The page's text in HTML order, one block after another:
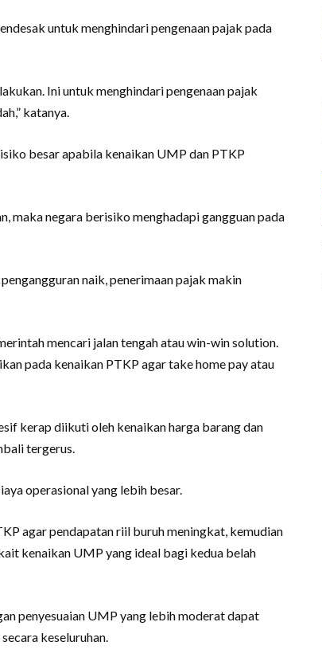
untuk menghindari pengenaan pajak pada
Ini untuk menghindari pengenaan pajak
katanya.
besar apabila kenaikan UMP dan PTKP
maka negara berisiko menghadapi gangguan pada
naik, penerimaan pajak makin
mencari jalan tengah atau win-win solution.
pada kenaikan PTKP agar take home pay atau
kerap diikuti oleh kenaikan harga barang dan
tergerus.
operasional yang lebih besar.
agar pendapatan riil buruh meningkat, kemudian
kenaikan UMP yang ideal bagi kedua belah
penyesuaian UMP yang lebih moderat dapat
keseluruhan.